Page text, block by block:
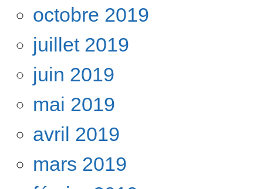
octobre 2019
juillet 2019
juin 2019
mai 2019
avril 2019
mars 2019